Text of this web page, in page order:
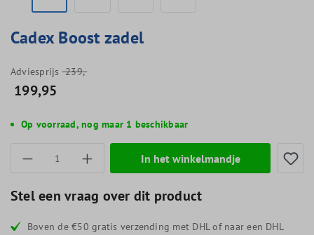
Cadex Boost zadel
Adviesprijs 239,-
199,95
Op voorraad, nog maar 1 beschikbaar
Producthoeveelheid: Voer de gewenste
In het winkelmandje
Stel een vraag over dit product
Boven de €50 gratis verzending met DHL of naar een DHL